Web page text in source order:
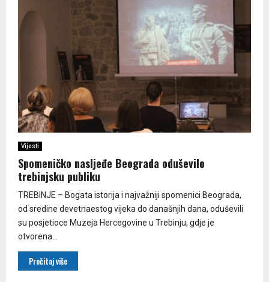
Vijesti
Spomeničko nasljeđe Beograda oduševilo
trebinjsku publiku
TREBINJE – Bogata istorija i najvažniji spomenici Beograda,
od sredine devetnaestog vijeka do današnjih dana, oduševili
su posjetioce Muzeja Hercegovine u Trebinju, gdje je
otvorena...
Pročitaj više